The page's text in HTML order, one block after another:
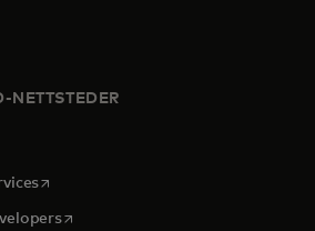
NETTSTEDER
in a new tab
opens in a new tab
opens in a new tab